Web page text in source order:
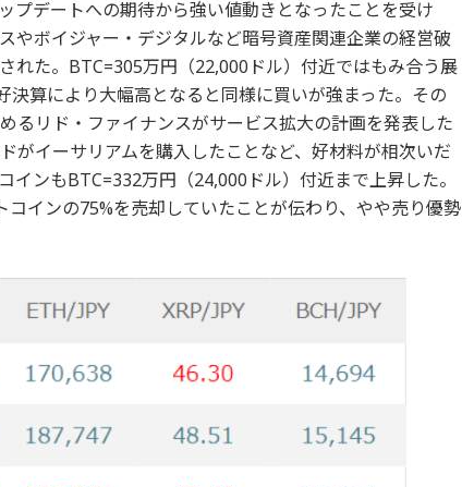
プデートへの期待から強い値動きとなったことを受け
やボイジャー・デジタルなど暗号資産関連企業の経営破
れた。BTC=305万円（22,000ドル）付近ではもみ合う展
算により大幅高となると同様に買いが強まった。その
るリド・ファイナンスがサービス拡大の計画を発表した
がイーサリアムを購入したことなど、好材料が相次いだ
インもBTC=332万円（24,000ドル）付近まで上昇した。
インの75%を売却していたことが伝わり、やや売り優勢